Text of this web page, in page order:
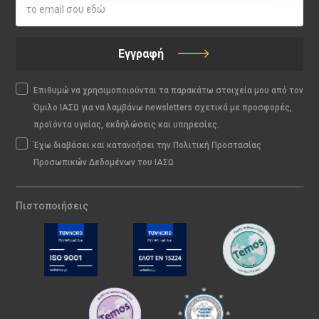
Εγγραφή
Επιθυμώ να χρησιμοποιούνται τα παρακάτω στοιχεία μου από τον
Όμιλο ΙΑΣΩ για να λαμβάνω newsletters σχετικά με προσφορές,
προϊόντα υγείας, εκδηλώσεις και υπηρεσίες.
Έχω διαβάσει και κατανοήσει την Πολιτική Προστασίας
Προσωπικών Δεδομένων του ΙΑΣΩ
Πιστοποιήσεις